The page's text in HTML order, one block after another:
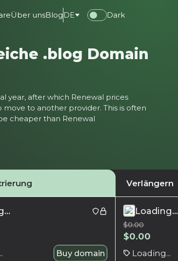
Über unsBlogDE Dark
.blog Domain
year, after which Renewal prices
to another provider. This is often
cheaper than Renewal
Verlängern
Buy domain
Loading...
$0.00
$0.00
Loading...